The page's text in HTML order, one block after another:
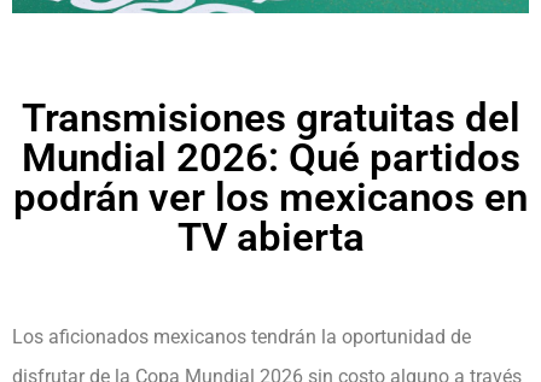
Transmisiones gratuitas del
Mundial 2026: Qué partidos
podrán ver los mexicanos en
TV abierta
Los aficionados mexicanos tendrán la oportunidad de
disfrutar de la Copa Mundial 2026 sin costo alguno a través